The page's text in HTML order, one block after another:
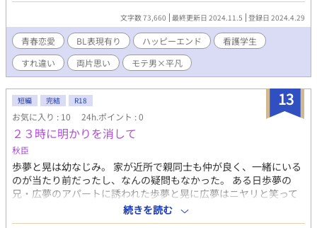
こうとしていたものの、ある事件によって蒼柳は利里のことを気
にかかるようになった。 しかし、利里には同性の片想い相手がお
り、蒼柳も彼女がいるという関係にある。自信はないが、過去の
自分と決別する為に、利里は必死に努力をしてもがいている姿
に、蒼柳は利里を利用しようとしても笑ってくれた彼を気にかか
り、努力し健気な態度で接する彼に次第に惹かれていく。 トラウ
マの正体である“バイタルサイン”は、利里と蒼柳にとってどんな
意味を表すのか。落ちこぼれ看護学生のリアルを描いた看護学生
のじれったい恋愛が始まる。 ＊最初、主人公の心理描写を暗めに
書いています。また性描写がもしもあるとしたら＊を題名に付け
させていただくのでご安心ください。 ストーリ重視を目的として
書いています。ですがシンデレラストーリーとして書いてもいま
す。ハッピーエンド予定です。 （この作品はあるBL小説の公募に
向けて執筆をしています。気になる点がございましたら、ご教授
していただけると幸いです）
文字数 73,660 最終更新日 2024.11.5 登録日 2024.4.29
青春恋愛 BL表現有り ハッピーエンド
看護学生
すれ違い
両片思い モテ男×平凡
13
短編 完結 R18
お気に入り : 10 24h.ポイント : 0
２３時に明かりを消して
秋臣
歩夢と晃は幼なじみ。 家が近所で親同士も仲が良く、一緒にいる
のが当たり前だったし、なんの疑問もなかった。 ある日歩夢の
兄・広夢のアパートに誘われた歩夢と晃に広夢はニヤリと笑って
こう言った。 「23時になったら明かりとテレビを消せ」 それが歩
夢と晃の関係を大きく変えることになるなんて思いもせずに…
続きを読む